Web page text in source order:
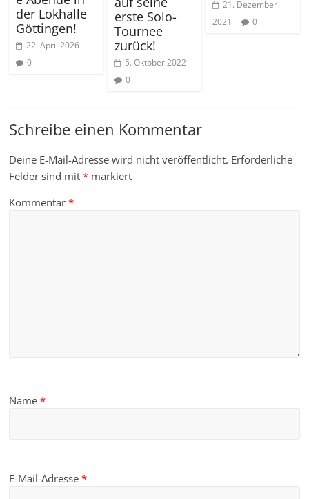
der Lokhalle
Göttingen!
22. April 2026
0
erste Solo-
Tournee
zurück!
5. Oktober 2022
0
21. Dezember
2021
0
Schreibe einen Kommentar
Deine E-Mail-Adresse wird nicht veröffentlicht. Erforderliche
Felder sind mit* markiert
Kommentar*
Name*
E-Mail-Adresse*